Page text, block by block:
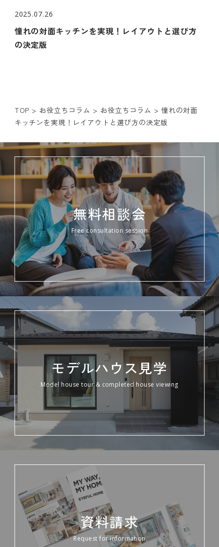
2025.07.26
憧れの対面キッチンを実現！レイアウトと選び方
の決定版
TOP > お役立ちコラム > お役立ちコラム > 憧れの対面
キッチンを実現！レイアウトと選び方の決定版
無料相談会
Free consultation session
モデルハウス見学
Model house tour & completed house viewing
資料請求
Request for information